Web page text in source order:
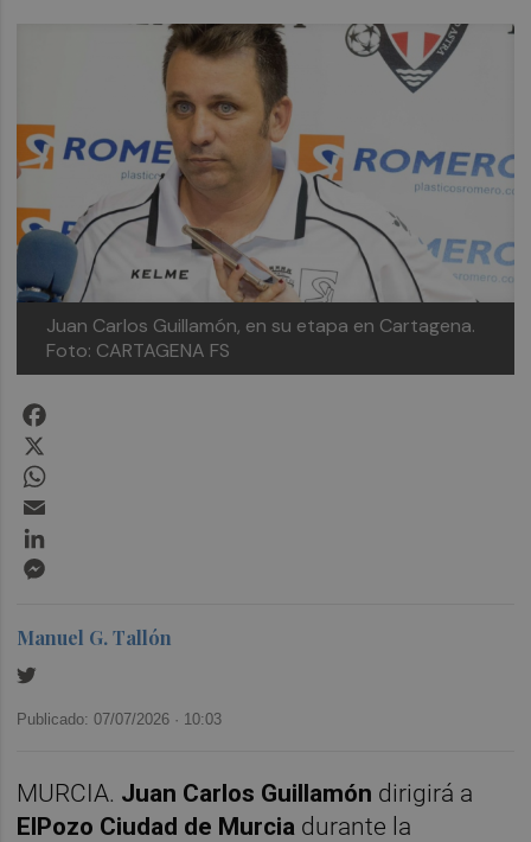
Juan Carlos Guillamón, en su etapa en Cartagena.
Foto: CARTAGENA FS
Manuel G. Tallón
Publicado: 07/07/2026 · 10:03
MURCIA. Juan Carlos Guillamón dirigirá a
ElPozo Ciudad de Murcia durante la